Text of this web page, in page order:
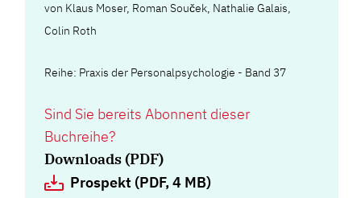
von Klaus Moser, Roman Souček, Nathalie Galais,
Colin Roth
Reihe: Praxis der Personalpsychologie - Band 37
Sind Sie bereits Abonnent dieser
Buchreihe?
Downloads (PDF)
Prospekt (PDF, 4 MB)